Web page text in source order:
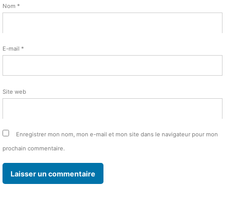
Nom *
E-mail *
Site web
Enregistrer mon nom, mon e-mail et mon site dans le navigateur pour mon
prochain commentaire.